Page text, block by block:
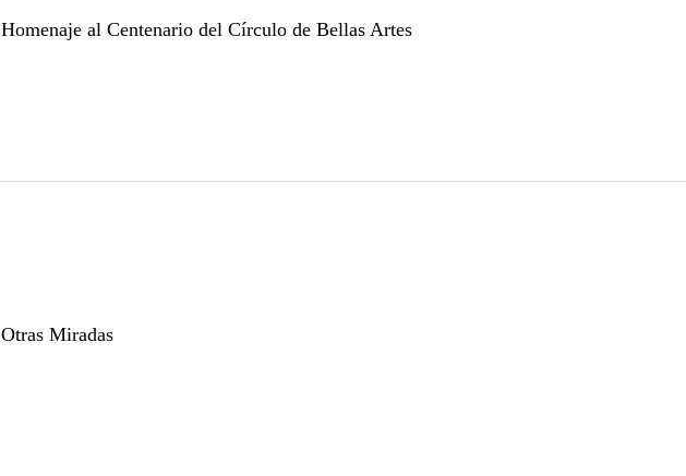
Homenaje al Centenario del Círculo de Bellas Artes
Otras Miradas